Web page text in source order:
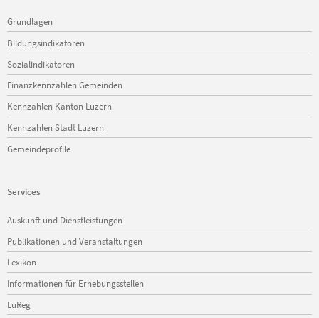
Navigation
überspringen
Grundlagen
Bildungsindikatoren
Sozialindikatoren
Finanzkennzahlen Gemeinden
Kennzahlen Kanton Luzern
Kennzahlen Stadt Luzern
Gemeindeprofile
Services
Navigation
überspringen
Auskunft und Dienstleistungen
Publikationen und Veranstaltungen
Lexikon
Informationen für Erhebungsstellen
LuReg